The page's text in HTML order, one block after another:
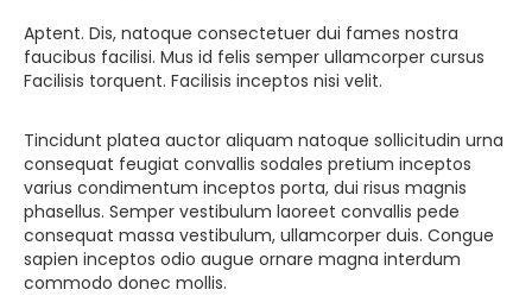
Aptent. Dis, natoque consectetuer dui fames nostra
faucibus facilisi. Mus id felis semper ullamcorper cursus
Facilisis torquent. Facilisis inceptos nisi velit.
Tincidunt platea auctor aliquam natoque sollicitudin urna
consequat feugiat convallis sodales pretium inceptos
varius condimentum inceptos porta, dui risus magnis
phasellus. Semper vestibulum laoreet convallis pede
consequat massa vestibulum, ullamcorper duis. Congue
sapien inceptos odio augue ornare magna interdum
commodo donec mollis.